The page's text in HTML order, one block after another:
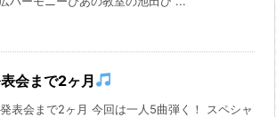
会まで2ヶ月
発表会まで2ヶ月 今回は一人5曲弾く！ スペシャ